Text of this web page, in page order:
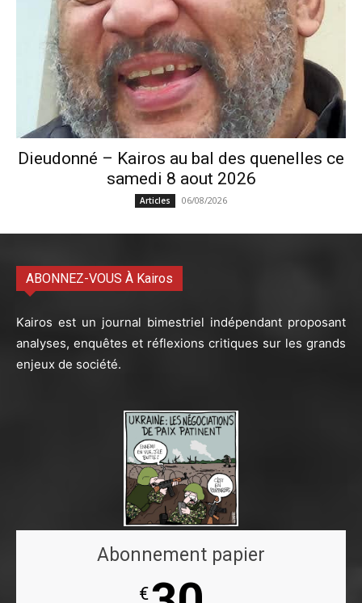
Dieudonné – Kairos au bal des quenelles ce
samedi 8 aout 2026
Articles 06/08/2026
ABONNEZ-VOUS À Kairos
Kairos est un journal bimestriel indépendant proposant
analyses, enquêtes et réflexions critiques sur les grands
enjeux de société.
Abonnement papier
€